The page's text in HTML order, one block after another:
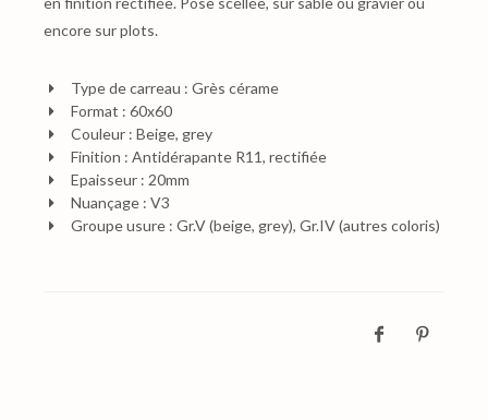
encore sur plots.
Type de carreau : Grès cérame
Format : 60x60
Couleur : Beige, grey
Finition : Antidérapante R11, rectifiée
Epaisseur : 20mm
Nuançage : V3
Groupe usure : Gr.V (beige, grey), Gr.IV (autres coloris)